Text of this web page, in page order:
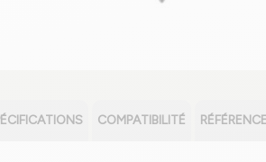
COMPATIBILITÉ